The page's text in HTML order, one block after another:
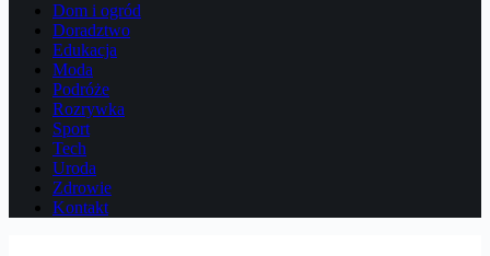
Dom i ogród
Doradztwo
Edukacja
Moda
Podróże
Rozrywka
Sport
Tech
Uroda
Zdrowie
Kontakt